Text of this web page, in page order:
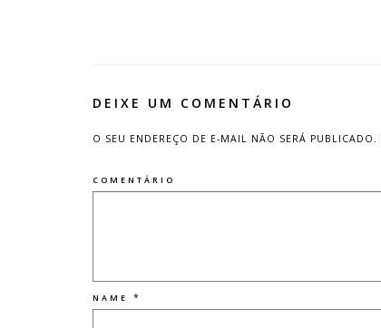
DEIXE UM COMENTÁRIO
O SEU ENDEREÇO DE E-MAIL NÃO SERÁ PUBLICADO.
COMENTÁRIO
NAME *